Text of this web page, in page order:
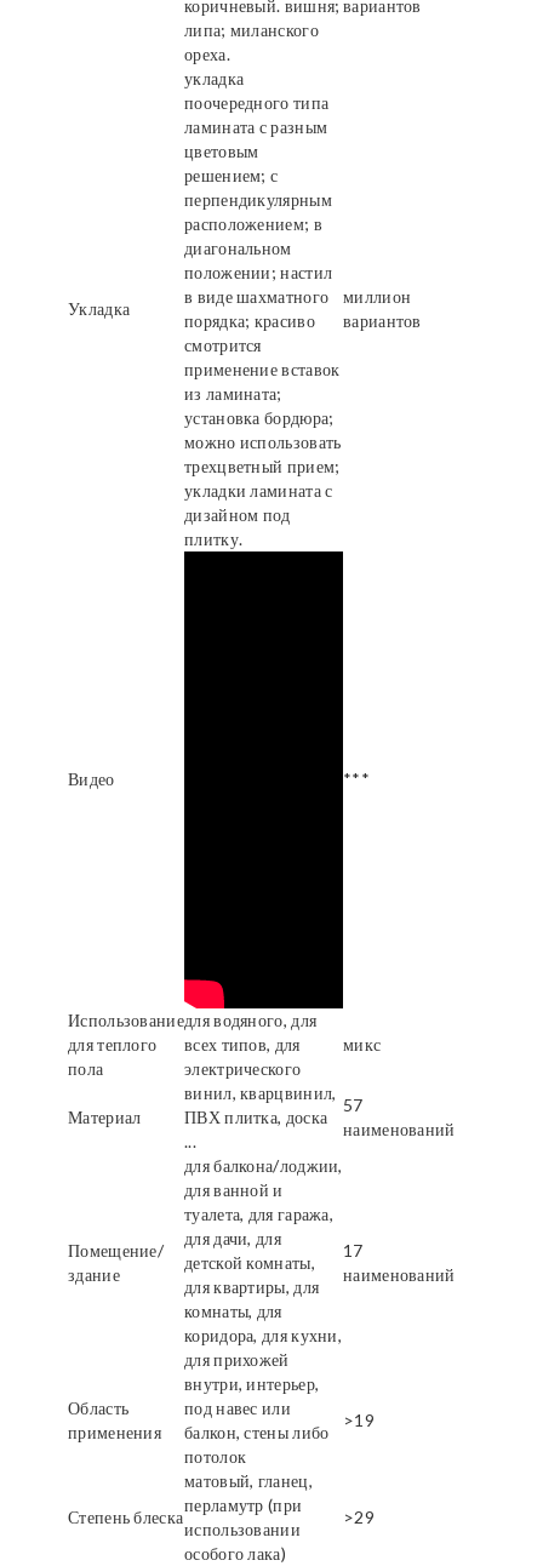
коричневый. вишня;
липа; миланского
ореха.
вариантов
Укладка
укладка
поочередного типа
ламината с разным
цветовым
решением; с
перпендикулярным
расположением; в
диагональном
положении; настил
в виде шахматного
порядка; красиво
смотрится
применение вставок
из ламината;
установка бордюра;
можно использовать
трехцветный прием;
укладки ламината с
дизайном под
плитку.
миллион
вариантов
Видео ***
Использование
для теплого
пола
для водяного, для
всех типов, для
электрического
микс
Материал
винил, кварцвинил,
ПВХ плитка, доска
...
57
наименований
Помещение/
здание
для балкона/лоджии,
для ванной и
туалета, для гаража,
для дачи, для
детской комнаты,
для квартиры, для
комнаты, для
коридора, для кухни,
для прихожей
17
наименований
Область
применения
внутри, интерьер,
под навес или
балкон, стены либо
потолок
>19
Степень блеска
матовый, гланец,
перламутр (при
использовании
особого лака)
>29